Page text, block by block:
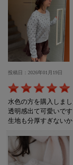
投稿日：2026年01月19日
水色の方を購入しまし
透明感出て可愛いです
生地も分厚すぎない